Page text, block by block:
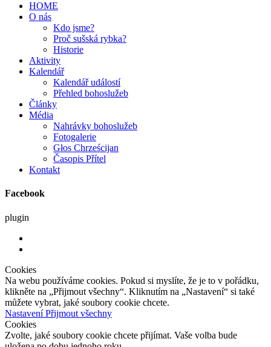
HOME
O nás
Kdo jsme?
Proč sušská rybka?
Historie
Aktivity
Kalendář
Kalendář událostí
Přehled bohoslužeb
Články
Média
Nahrávky bohoslužeb
Fotogalerie
Głos Chrześcijan
Časopis Přítel
Kontakt
Facebook
plugin
Cookies
Na webu používáme cookies. Pokud si myslíte, že je to v pořádku,
klikněte na „Přijmout všechny“. Kliknutím na „Nastavení“ si také
můžete vybrat, jaké soubory cookie chcete.
NastaveníPřijmout všechny
Cookies
Zvolte, jaké soubory cookie chcete přijímat. Vaše volba bude